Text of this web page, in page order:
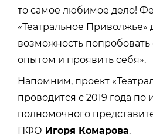
то самое любимое дело!
«Театральное Приволжье»
возможность
опытом и проявить себя».
Напомним, проект
проводится с 2019 года по
полномочного
ПФО Игоря Комарова.